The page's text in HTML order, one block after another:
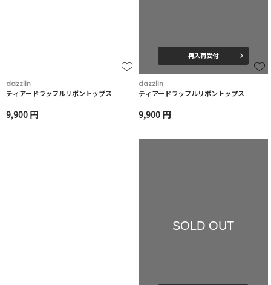
dazzlin
ティアードラッフルリボントップス
9,900 円
再入荷受付
dazzlin
ティアードラッフルリボントップス
9,900 円
SOLD OUT